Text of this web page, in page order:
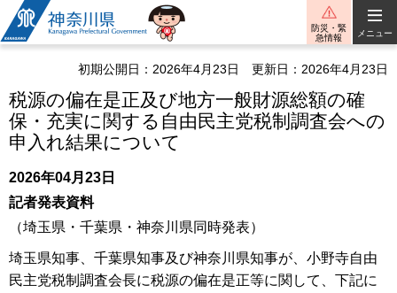
神奈川県
防災・緊
急情報
メニュー
初期公開日：2026年4月23日 更新日：2026年4月23日
税源の偏在是正及び地方一般財源総額の確
保・充実に関する自由民主党税制調査会への
申入れ結果について
2026年04月23日
記者発表資料
（埼玉県・千葉県・神奈川県同時発表）
埼玉県知事、千葉県知事及び神奈川県知事が、小野寺自由
民主党税制調査会長に税源の偏在是正等に関して、下記に